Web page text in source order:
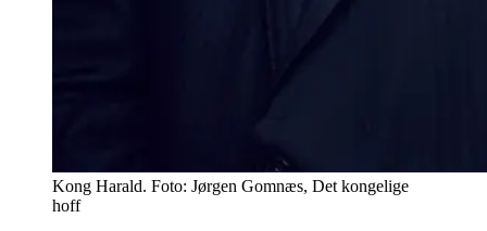
Kong Harald. Foto: Jørgen Gomnæs, Det kongelige
hoff